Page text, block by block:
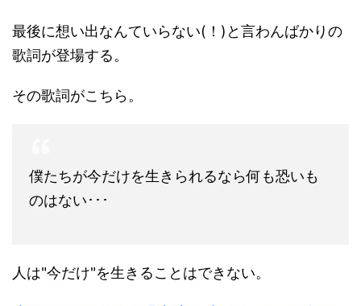
最後に想い出なんていらない(！)と言わんばかりの
歌詞が登場する。
その歌詞がこちら。
僕たちが今だけを生きられるなら何も恐いも
のはない･･･
人は"今だけ"を生きることはできない。